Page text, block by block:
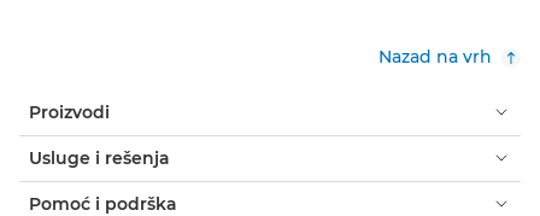
Nazad na vrh
Proizvodi
Usluge i rešenja
Pomoć i podrška